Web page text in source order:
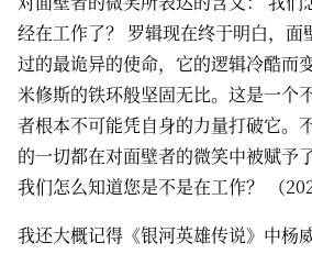
经在工作了？ 罗辑现在终于明白，面
过的最诡异的使命，它的逻辑冷酷而
米修斯的铁环般坚固无比。这是一个
者根本不可能凭自身的力量打破它。
的一切都在对面壁者的微笑中被赋予
我们怎么知道您是不是在工作？ （
我还大概记得《银河英雄传说》中杨